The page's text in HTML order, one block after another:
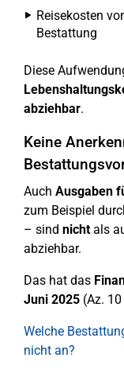
Reisekosten
Bestattung
Diese
abziehbar.
Keine
Auch Ausgaben
zum Beispiel
– sind nichtals
abziehbar.
Das hat das
Juni 2025 (Az.
Welche
nicht an?